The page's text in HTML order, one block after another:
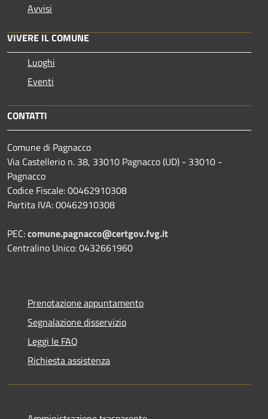
Avvisi
VIVERE IL COMUNE
Luoghi
Eventi
CONTATTI
Comune di Pagnacco
Via Castellerio n. 38, 33010 Pagnacco (UD) - 33010 -
Pagnacco
Codice Fiscale: 00462910308
Partita IVA: 00462910308
PEC:comune.pagnacco@certgov.fvg.it
Centralino Unico: 0432661960
Prenotazione appuntamento
Segnalazione disservizio
Leggi le FAQ
Richiesta assistenza